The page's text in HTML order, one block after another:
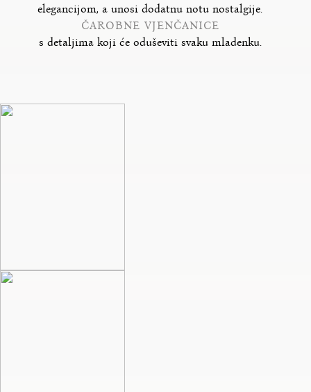
elegancijom, a unosi dodatnu notu nostalgije.
ČAROBNE VJENČANICE
s detaljima koji će oduševiti svaku mladenku.